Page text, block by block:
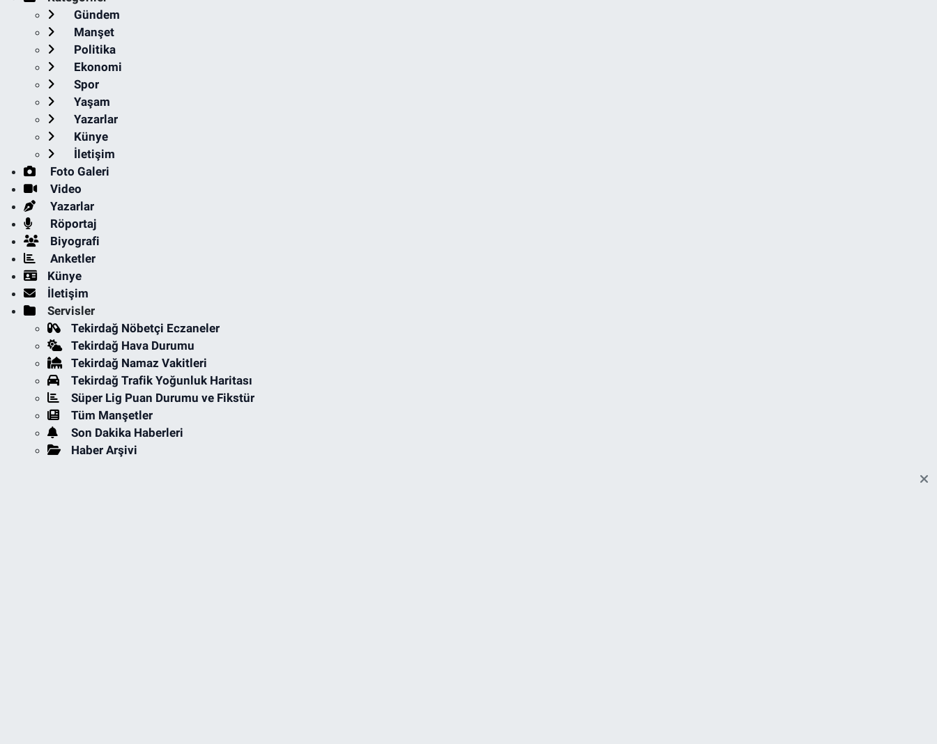
Gündem
Manşet
Politika
Ekonomi
Spor
Yaşam
Yazarlar
Künye
İletişim
Foto Galeri
Video
Yazarlar
Röportaj
Biyografi
Anketler
Künye
İletişim
Servisler
Tekirdağ Nöbetçi Eczaneler
Tekirdağ Hava Durumu
Tekirdağ Namaz Vakitleri
Tekirdağ Trafik Yoğunluk Haritası
Süper Lig Puan Durumu ve Fikstür
Tüm Manşetler
Son Dakika Haberleri
Haber Arşivi